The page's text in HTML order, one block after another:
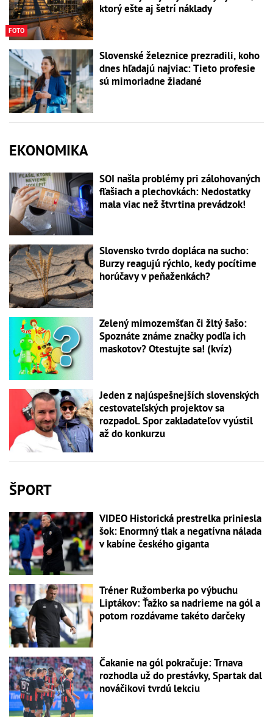
FOTO
ktorý ešte aj šetrí náklady
Slovenské železnice prezradili, koho
dnes hľadajú najviac: Tieto profesie
sú mimoriadne žiadané
EKONOMIKA
SOI našla problémy pri zálohovaných
fľašiach a plechovkách: Nedostatky
mala viac než štvrtina prevádzok!
Slovensko tvrdo dopláca na sucho:
Burzy reagujú rýchlo, kedy pocítime
horúčavy v peňaženkách?
Zelený mimozemšťan či žltý šašo:
Spoznáte známe značky podľa ich
maskotov? Otestujte sa! (kvíz)
Jeden z najúspešnejších slovenských
cestovateľských projektov sa
rozpadol. Spor zakladateľov vyústil
až do konkurzu
ŠPORT
VIDEO Historická prestrelka priniesla
šok: Enormný tlak a negatívna nálada
v kabíne českého giganta
Tréner Ružomberka po výbuchu
Liptákov: Ťažko sa nadrieme na gól a
potom rozdávame takéto darčeky
Čakanie na gól pokračuje: Trnava
rozhodla už do prestávky, Spartak dal
nováčikovi tvrdú lekciu